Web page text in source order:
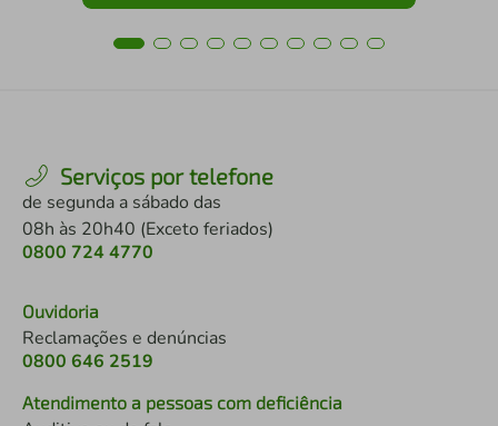
Serviços por telefone
de segunda a sábado das
08h às 20h40 (Exceto feriados)
0800 724 4770
Ouvidoria
Reclamações e denúncias
0800 646 2519
Atendimento a pessoas com deficiência